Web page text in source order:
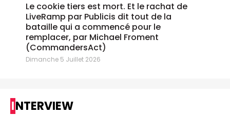
Le cookie tiers est mort. Et le rachat de
LiveRamp par Publicis dit tout de la
bataille qui a commencé pour le
remplacer, par Michael Froment
(CommandersAct)
Dimanche 5 Juillet 2026
INTERVIEW